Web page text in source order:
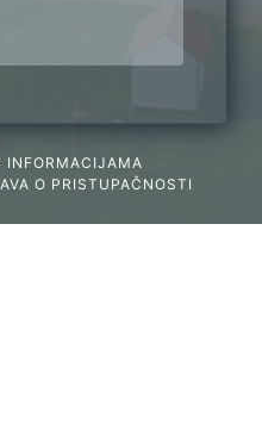
INFORMACIJAMA
O PRISTUPAČNOSTI